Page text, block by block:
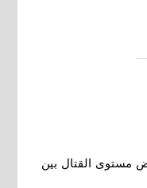
مستوى القتال بين